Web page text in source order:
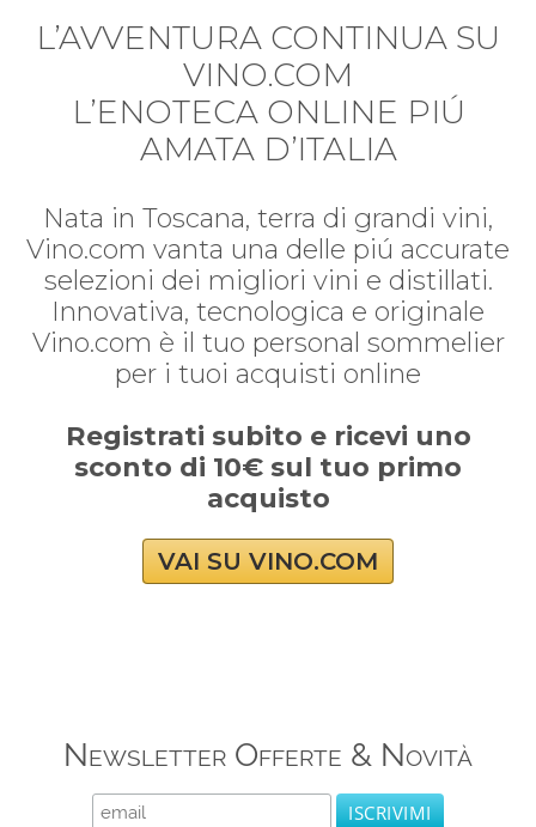
L’AVVENTURA CONTINUA SU
VINO.COM
L’ENOTECA ONLINE PIÚ
AMATA D’ITALIA
Nata in Toscana, terra di grandi vini,
Vino.com vanta una delle piú accurate
selezioni dei migliori vini e distillati.
Innovativa, tecnologica e originale
Vino.com è il tuo personal sommelier
per i tuoi acquisti online
Registrati subito e ricevi uno
sconto di 10€ sul tuo primo
acquisto
VAI SU VINO.COM
Newsletter Offerte & Novità